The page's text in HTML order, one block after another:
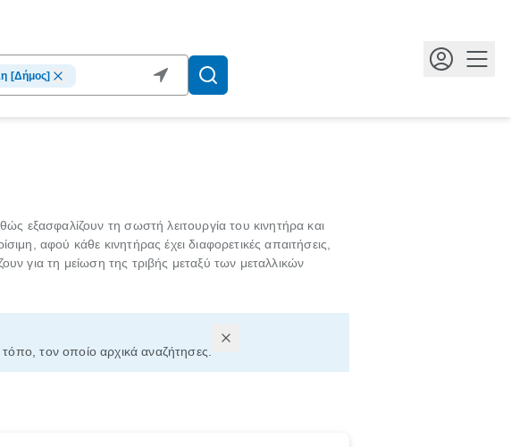
[Δήμος]
εξασφαλίζουν τη σωστή λειτουργία του κινητήρα και
αφού κάθε κινητήρας έχει διαφορετικές απαιτήσεις,
για τη μείωση της τριβής μεταξύ των μεταλλικών
τόπο, τον οποίο αρχικά αναζήτησες.